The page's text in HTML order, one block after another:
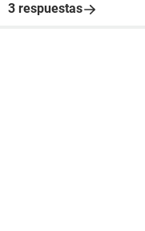
3 respuestas